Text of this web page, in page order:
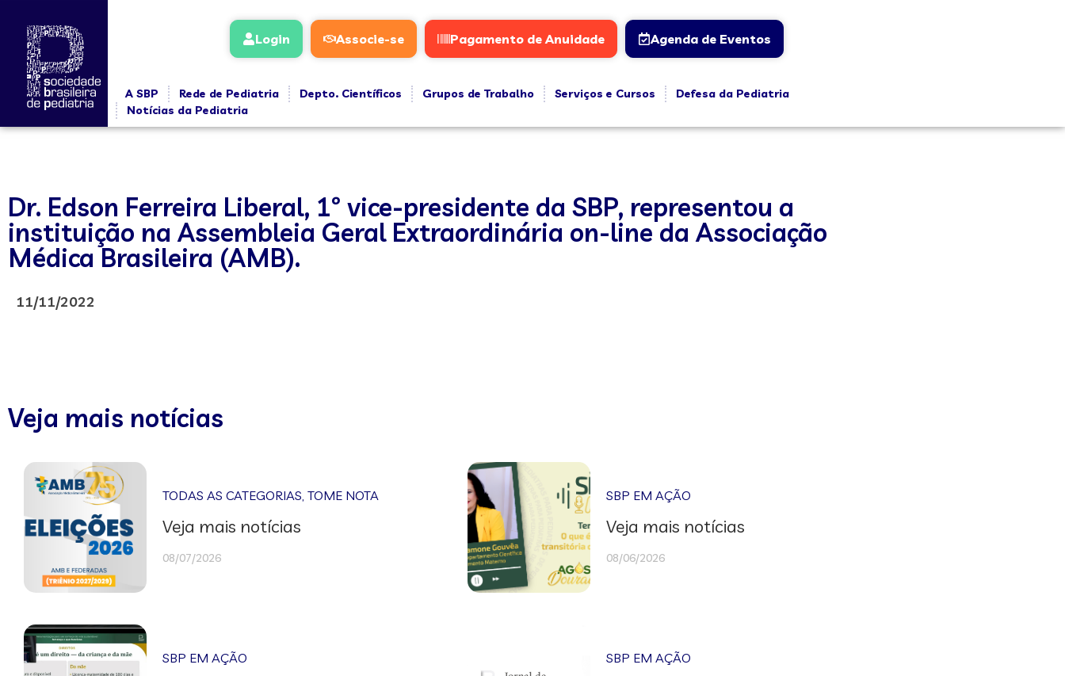
Login Associe-se Pagamento de Anuidade Agenda de Eventos
A SBP Rede de Pediatria Depto. Científicos Grupos de Trabalho Serviços e Cursos
Defesa da Pediatria
Notícias da Pediatria
Dr. Edson Ferreira Liberal, 1º vice-presidente da SBP, representou a
instituição na Assembleia Geral Extraordinária on-line da Associação
Médica Brasileira (AMB).
11/11/2022
Veja mais notícias
TODAS AS CATEGORIAS,TOME NOTA
Veja mais notícias
08/07/2026
SBP EM AÇÃO
Veja mais notícias
08/06/2026
SBP EM AÇÃO SBP EM AÇÃO